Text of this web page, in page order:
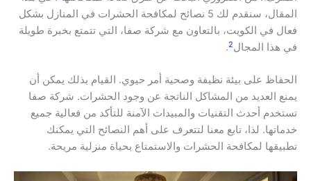
المقال، سنقدم لك 5 نصائح لمكافحة الحشرات في المنازل بشكل
فعال في الكويت، بالتعاون مع شركة صفا، التي تتمتع بخبرة طويلة
في هذا المجال2
.
الحفاظ على بيئة نظيفة وصحية أمر حيوي. القيام بذلك يمكن أن
يمنع العديد من المشاكل الناتجة عن وجود الحشرات. شركة صفا
تستخدم أحدث التقنيات والمبيدات الآمنة للتأكد من فعالية جميع
خدماتها. لذا، تابع معنا لتتعرف على أهم النصائح التي يمكنك
تطبيقها لمكافحة الحشرات والاستمتاع بحياة منزلية مريحة.